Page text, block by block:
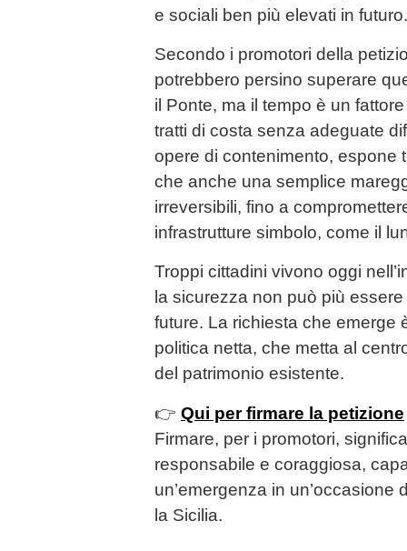
e sociali ben più elevati in futuro.
Secondo i promotori della
potrebbero persino superare
il Ponte, ma il tempo è un
tratti di costa senza adeguate
opere di contenimento, espone
che anche una semplice
irreversibili, fino a
infrastrutture simbolo, come il
Troppi cittadini vivono oggi
la sicurezza non può più
future. La richiesta che emerge
politica netta, che metta al
del patrimonio esistente.
👉 Qui per firmare la petizione
Firmare, per i promotori,
responsabile e coraggiosa,
un’emergenza in un’occasione
la Sicilia.